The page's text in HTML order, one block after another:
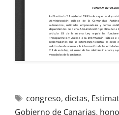
congreso, dietas,
Gobierno de Canarias,